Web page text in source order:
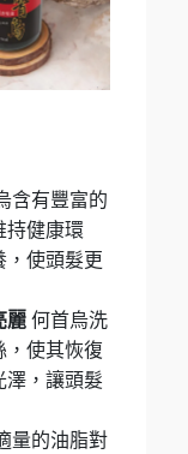
含有豐富的
持健康環
，使頭髮更
麗 何首烏洗
，使其恢復
澤，讓頭髮
量的油脂對